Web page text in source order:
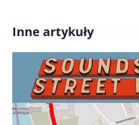
Treść komentarza*
Inne artykuły